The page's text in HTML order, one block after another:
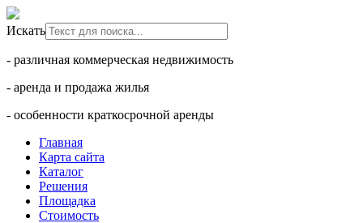
Искать
- различная коммерческая недвижимость
- аренда и продажа жилья
- особенности краткосрочной аренды
Главная
Карта сайта
Каталог
Решения
Площадка
Стоимость